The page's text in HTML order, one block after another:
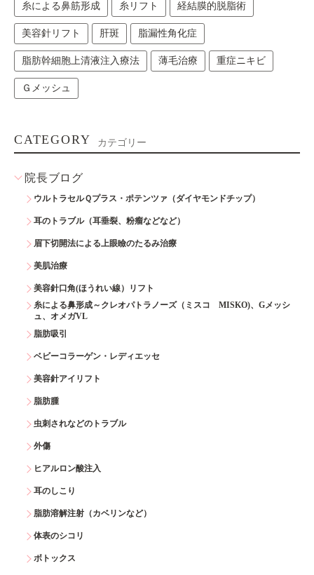
糸による鼻筋形成 糸リフト 経結膜的脱脂術
美容針リフト 肝斑 脂漏性角化症
脂肪幹細胞上清液注入療法 薄毛治療 重症ニキビ
Ｇメッシュ
CATEGORY カテゴリー
院長ブログ
ウルトラセルＱプラス・ポテンツァ（ダイヤモンドチップ）
耳のトラブル（耳垂裂、粉瘤などなど）
眉下切開法による上眼瞼のたるみ治療
美肌治療
美容針口角(ほうれい線）リフト
糸による鼻形成～クレオパトラノーズ（ミスコ MISKO)、Gメッシ
ュ、オメガVL
脂肪吸引
ベビーコラーゲン・レディエッセ
美容針アイリフト
脂肪腫
虫刺されなどのトラブル
外傷
ヒアルロン酸注入
耳のしこり
脂肪溶解注射（カベリンなど）
体表のシコリ
ボトックス